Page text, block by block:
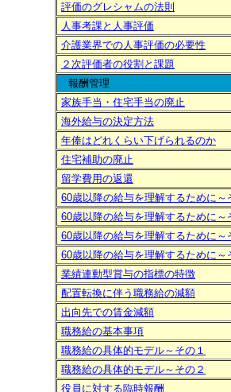
評価のグレシャムの法則
人事考課と人事評価
介護業界での人事評価の必要性
２次評価者の役割と課題
報酬管理
家族手当・住宅手当の廃止
海外給与の決定方法
年俸はどれくらい下げられるのか
住宅補助の廃止
留学費用の返還
60歳以降の給与を理解するために～
60歳以降の給与を理解するために～
60歳以降の給与を理解するために～
60歳以降の給与を理解するために～
業績連動型賞与の指標の特徴
配置転換に伴う職務給の減額
出向先での賃金減額
職務給の基本事項
職務給の具体的モデル～その１
職務給の具体的モデル～その２
役員に対する臨時報酬